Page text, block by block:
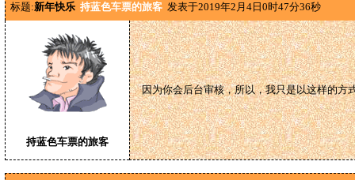
标题:新年快乐 持蓝色车票的旅客 发表于2019年2月4日0时47分36秒
持蓝色车票的旅客
因为你会后台审核，所以，我只是以这样的方